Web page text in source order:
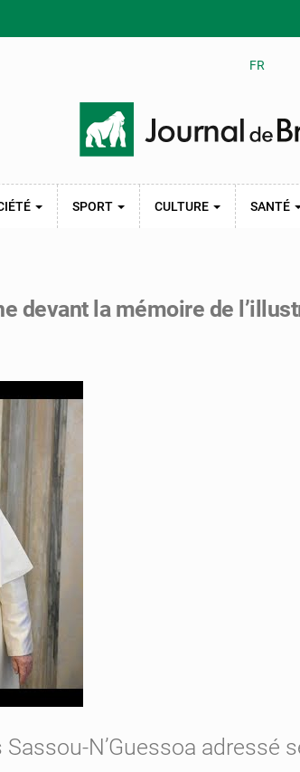
FR
SPORT CULTURE SANTÉ
devant la mémoire de
N’Guessoa